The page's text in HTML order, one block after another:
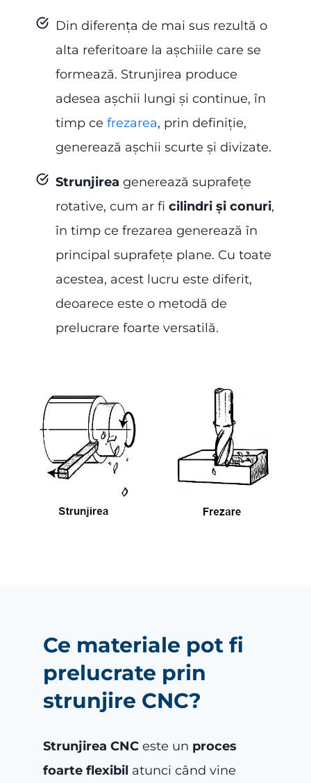
Din diferența de mai sus rezultă o
alta referitoare la așchiile care se
formează. Strunjirea produce
adesea așchii lungi și continue, în
timp ce frezarea, prin definiție,
generează așchii scurte și divizate.
Strunjirea generează suprafețe
rotative, cum ar fi cilindri și conuri,
în timp ce frezarea generează în
principal suprafețe plane. Cu toate
acestea, acest lucru este diferit,
deoarece este o metodă de
prelucrare foarte versatilă.
Ce materiale pot fi
prelucrate prin
strunjire CNC?
Strunjirea CNCeste un proces
foarte flexibil atunci când vine